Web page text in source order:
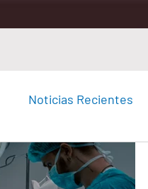
Noticias Recientes